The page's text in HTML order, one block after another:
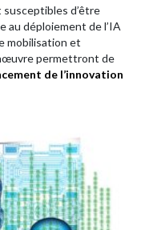
d’être
au déploiement de l’IA
mobilisation et
permettront de
de l’innovation